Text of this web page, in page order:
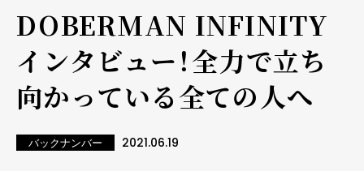
DOBERMAN INFINITY
インタビュー！――全力で立ち
向かっている全ての人へ
バックナンバー 2021.06.19